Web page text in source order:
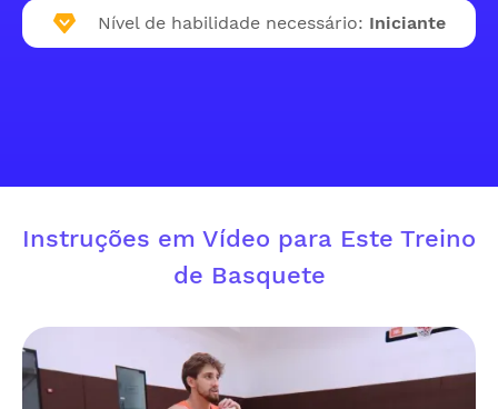
Nível de habilidade necessário: Iniciante
Instruções em Vídeo para Este Treino
de Basquete